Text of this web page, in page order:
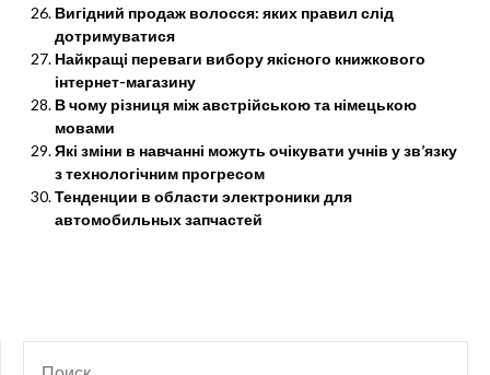
Вигідний продаж волосся: яких правил слід
дотримуватися
Найкращі переваги вибору якісного книжкового
інтернет-магазину
В чому різниця між австрійською та німецькою
мовами
Які зміни в навчанні можуть очікувати учнів у зв’язку
з технологічним прогресом
Тенденции в области электроники для
автомобильных запчастей